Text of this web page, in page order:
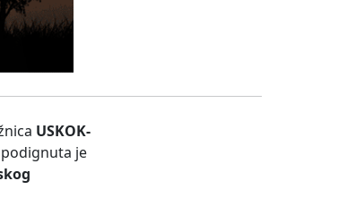
USKOK-
podignuta je